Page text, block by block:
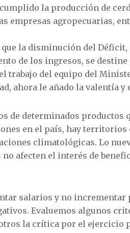
la producción de
empresas agropecuarias,
que la disminución del
de los ingresos, se
trabajo del equipo del
ahora le añado la valentía y
de determinados productos
en el país, hay
climatológicas. Lo
afecten el interés de
salarios y no incrementar
Evaluemos algunos
la crítica por el ejercicio